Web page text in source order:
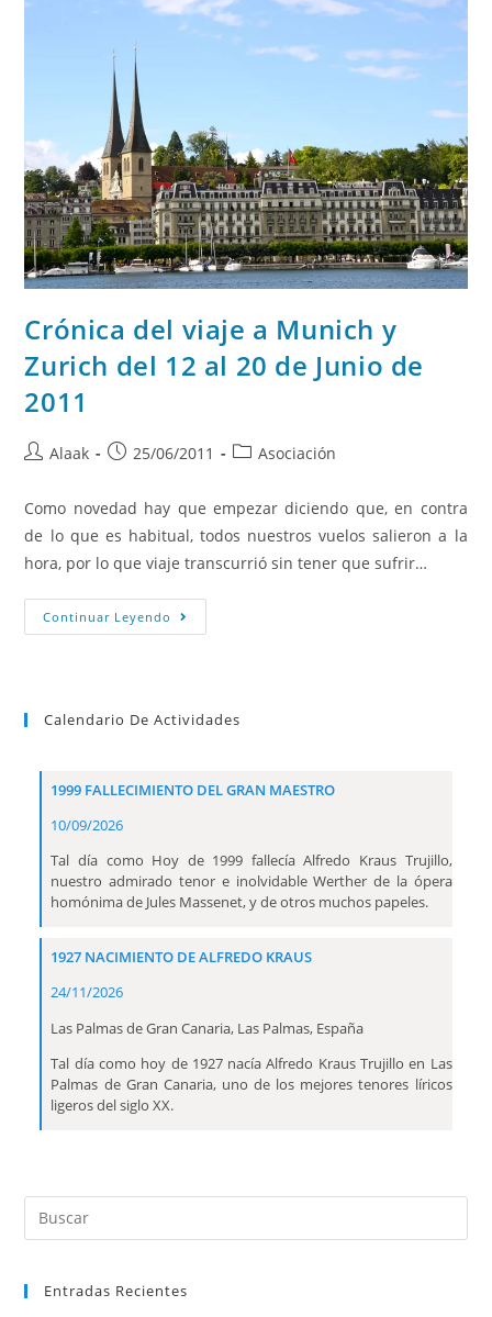
Crónica del viaje a Munich y
Zurich del 12 al 20 de Junio de
2011
Alaak 25/06/2011 Asociación
Como novedad hay que empezar diciendo que, en contra
de lo que es habitual, todos nuestros vuelos salieron a la
hora, por lo que viaje transcurrió sin tener que sufrir…
Continuar Leyendo
Calendario De Actividades
1999 FALLECIMIENTO DEL GRAN MAESTRO
10/09/2026
Tal día como Hoy de 1999 fallecía Alfredo Kraus Trujillo,
nuestro admirado tenor e inolvidable Werther de la ópera
homónima de Jules Massenet, y de otros muchos papeles.
1927 NACIMIENTO DE ALFREDO KRAUS
24/11/2026
Las Palmas de Gran Canaria, Las Palmas, España
Tal día como hoy de 1927 nacía Alfredo Kraus Trujillo en Las
Palmas de Gran Canaria, uno de los mejores tenores líricos
ligeros del siglo XX.
Entradas Recientes